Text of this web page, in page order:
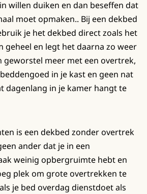
willen duiken en dan beseffen dat
moet opmaken.. Bij een dekbed
je het dekbed direct zoals het
geheel en legt het daarna zo weer
geworstel meer met een overtrek,
in je kast en geen nat
dagenlang in je kamer hangt te
is een dekbed zonder overtrek
ander dat je in een
weinig opbergruimte hebt en
plek om grote overtrekken te
je bed overdag dienstdoet als